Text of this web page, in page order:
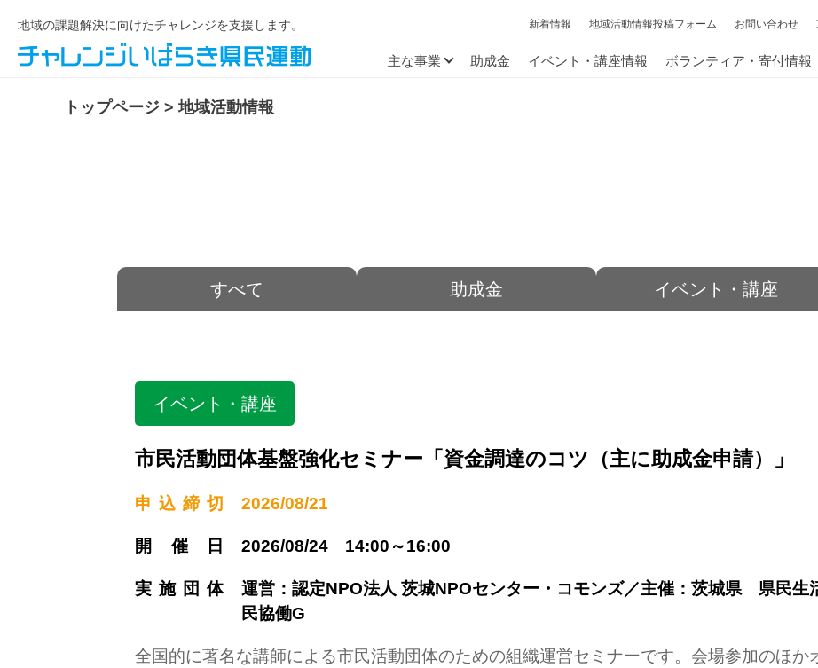
地域の課題解決に向けたチャレンジを支援します。 新着情報 地域活動情報投稿フォーム お問い合わせ
主な事業 助成金 イベント・講座情報 ボランティア・寄付情報
トップページ >地域活動情報
すべて 助成金 イベント・講座
イベント・講座
市民活動団体基盤強化セミナー「資金調達のコツ（主に助成金申請）」
申込締切 2026/08/21
開催日 2026/08/24 14:00～16:00
実施団体
運営：認定NPO法人 茨城NPOセンター・コモンズ／主催：茨城県 県民
民協働G
全国的に著名な講師による市民活動団体のための組織運営セミナーです。会場参加のほか